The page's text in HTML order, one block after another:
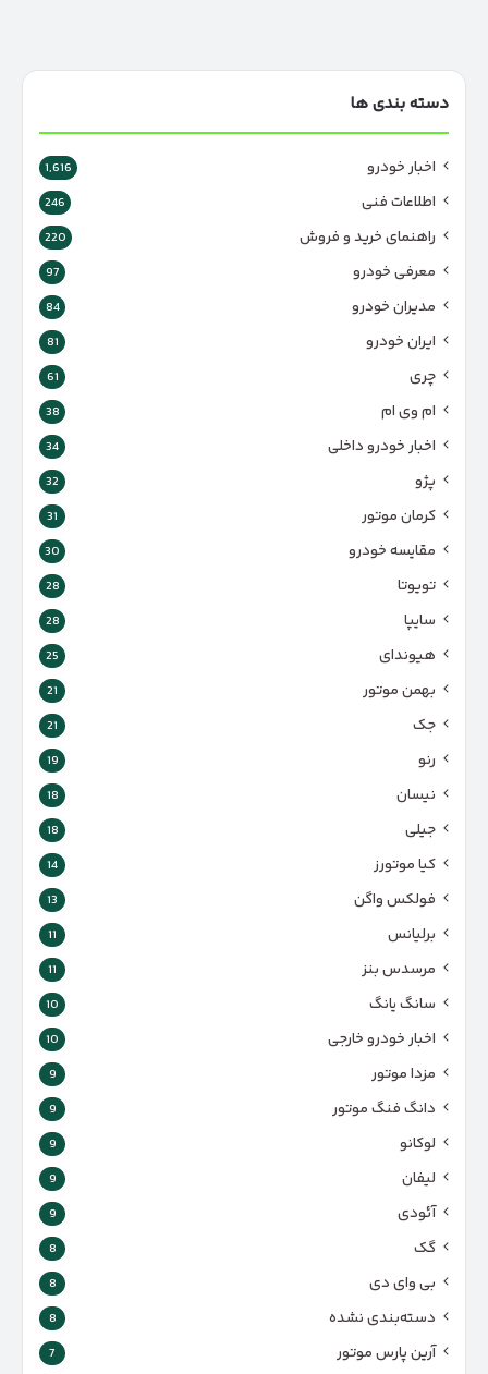
دسته بندی ها
اخبار خودرو 1,616
اطلاعات فنی 246
راهنمای خرید و فروش 220
معرفی خودرو 97
مدیران خودرو 84
ایران خودرو 81
چری 61
ام وی ام 38
اخبار خودرو داخلی 34
پژو 32
کرمان موتور 31
مقایسه خودرو 30
تویوتا 28
سایپا 28
هیوندای 25
بهمن موتور 21
جک 21
رنو 19
نیسان 18
جیلی 18
کیا موتورز 14
فولکس واگن 13
برلیانس 11
مرسدس بنز 11
سانگ یانگ 10
اخبار خودرو خارجی 10
مزدا موتور 9
دانگ فنگ موتور 9
لوکانو 9
لیفان 9
آئودی 9
گک 8
بی وای دی 8
دسته‌بندی نشده 8
آرین پارس موتور 7